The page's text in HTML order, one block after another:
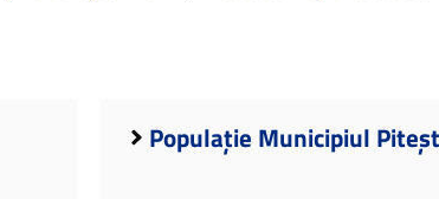
Populație Municipiul